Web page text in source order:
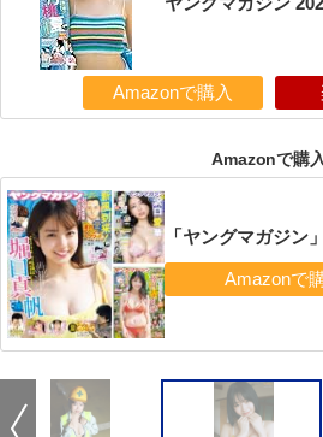
Amazonで購入
Amazonで購入
「ヤングマガジン